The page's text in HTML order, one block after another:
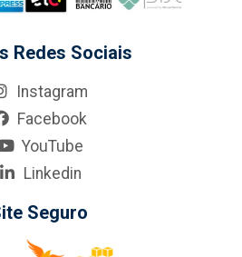
Redes Sociais
Instagram
Facebook
YouTube
Linkedin
Seguro